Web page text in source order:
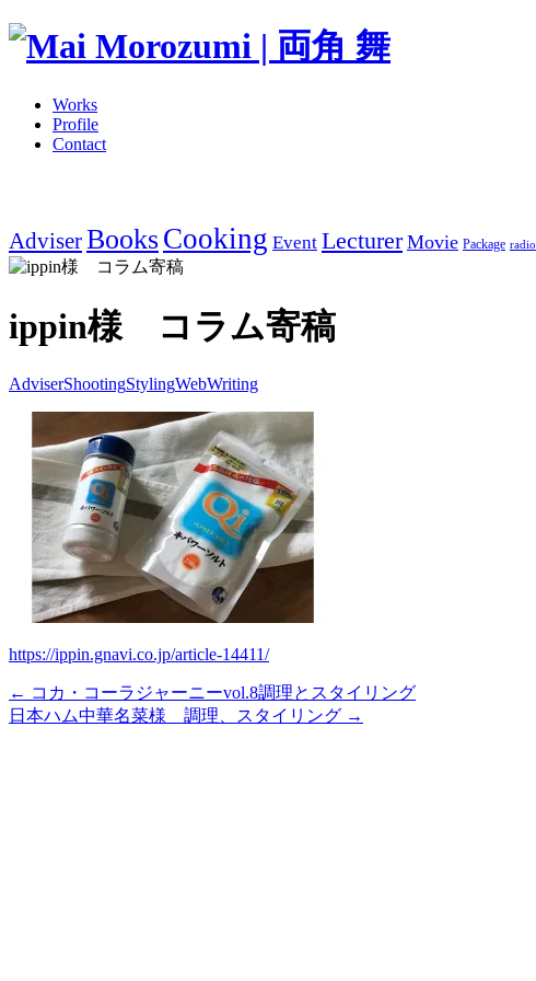
Works
Profile
Contact
AdviserBooksCooking Event Lecturer Movie Package radio
ippin様 コラム寄稿
AdviserShootingStylingWebWriting
https://ippin.gnavi.co.jp/article-14411/
← コカ・コーラジャーニーvol.8調理とスタイリング
日本ハム中華名菜様 調理、スタイリング →